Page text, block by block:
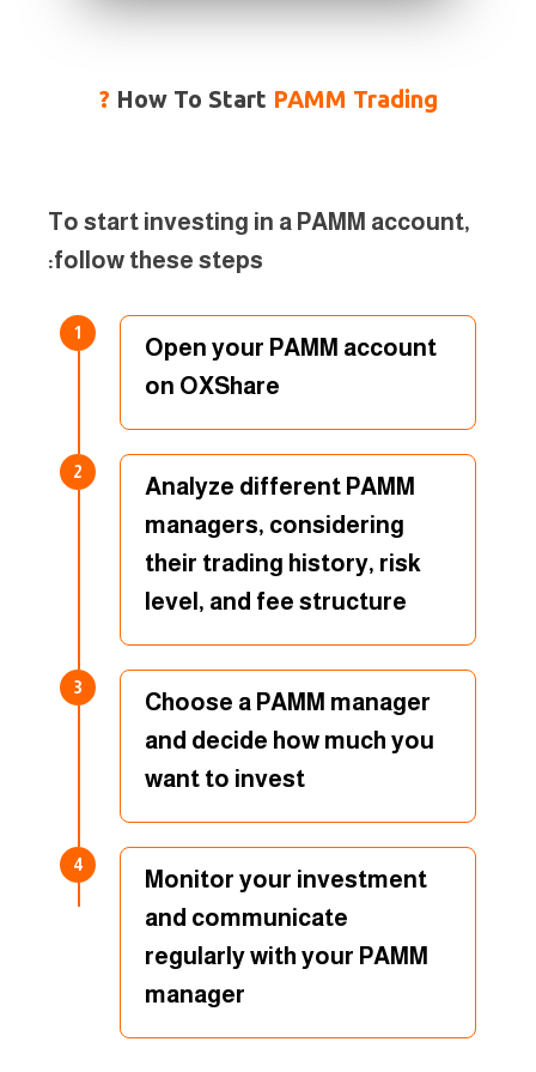
How To Start PAMM Trading ?
To start investing in a PAMM account,
follow these steps:
1
Open your PAMM account
on OXShare
2
Analyze different PAMM
managers, considering
their trading history, risk
level, and fee structure
3
Choose a PAMM manager
and decide how much you
want to invest
4
Monitor your investment
and communicate
regularly with your PAMM
manager